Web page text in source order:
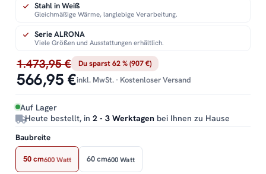
1.473,95 € Du sparst 62 % (907 €)
566,95 €inkl. MwSt. · Kostenloser Versand
Auf Lager
Heute bestellt, in 2 - 3 Werktagen bei Ihnen zu Hause
Stahl in Weiß
Gleichmäßige Wärme, langlebige Verarbeitung.
Serie ALRONA
Viele Größen und Ausstattungen erhältlich.
Baubreite
50 cm600 Watt 60 cm600 Watt